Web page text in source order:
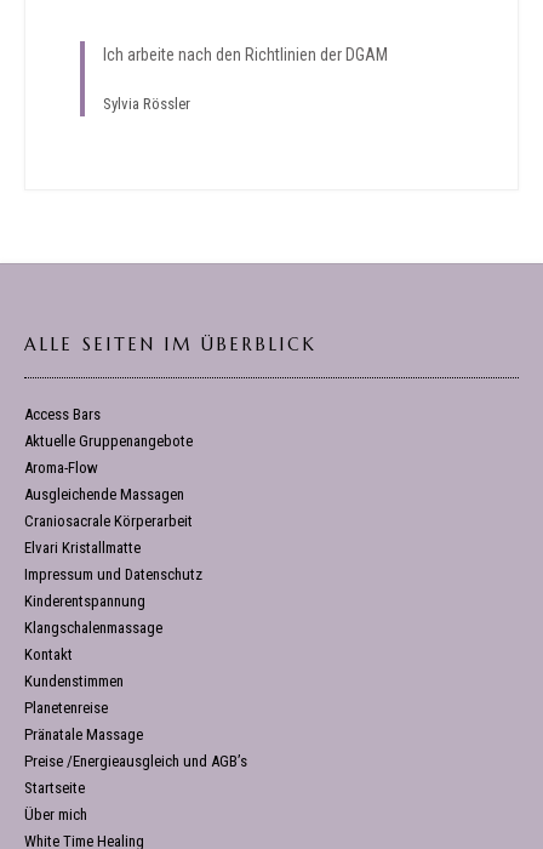
Ich arbeite nach den Richtlinien der DGAM
Sylvia Rössler
ALLE SEITEN IM ÜBERBLICK
Access Bars
Aktuelle Gruppenangebote
Aroma-Flow
Ausgleichende Massagen
Craniosacrale Körperarbeit
Elvari Kristallmatte
Impressum und Datenschutz
Kinderentspannung
Klangschalenmassage
Kontakt
Kundenstimmen
Planetenreise
Pränatale Massage
Preise /Energieausgleich und AGB’s
Startseite
Über mich
White Time Healing